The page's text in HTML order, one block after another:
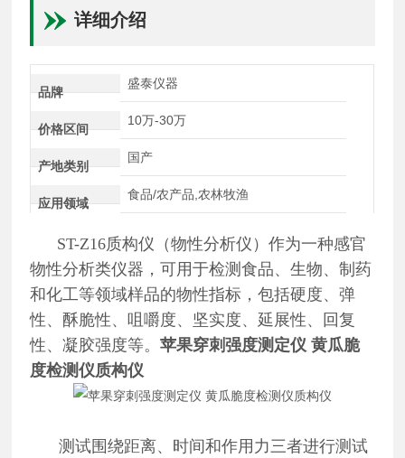
详细介绍
品牌
盛泰仪器
价格区间
10万-30万
产地类别
国产
应用领域
食品/农产品,农林牧渔
ST-Z16质构仪（物性分析仪）作为一种感官
物性分析类仪器，可用于检测食品、生物、制药
和化工等领域样品的物性指标，包括硬度、弹
性、酥脆性、咀嚼度、坚实度、延展性、回复
性、凝胶强度等。苹果穿刺强度测定仪 黄瓜脆
度检测仪质构仪
测试围绕距离、时间和作用力三者进行测试